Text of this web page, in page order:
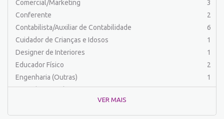
Comprador
Contabilista/Auxiliar de Contabilidade
Costureira/Costureiro Industrial
Cozinha/ Pizzaiolo
Cozinheiro
Cuidador de Crianças e Idosos
Desenvolvedor de Sistema
1
Comercial/Marketing
3
Conferente
2
Contabilista/Auxiliar de Contabilidade
6
Cuidador de Crianças e Idosos
1
Designer de Interiores
1
Educador Físico
2
Engenharia (Outras)
1
Engenharia Civil
1
Engenharia Elétrica e Eletrônica
1
VER MAIS